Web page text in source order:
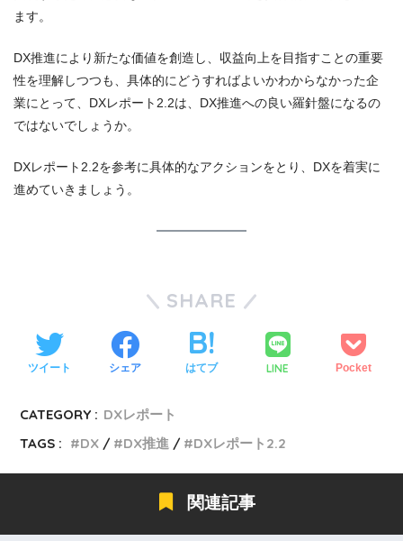
ます。
DX推進により新たな価値を創造し、収益向上を目指すことの重要
性を理解しつつも、具体的にどうすればよいかわからなかった企
業にとって、DXレポート2.2は、DX推進への良い羅針盤になるの
ではないでしょうか。
DXレポート2.2を参考に具体的なアクションをとり、DXを着実に
進めていきましょう。
SHARE
ツイート シェア はてブ LINE Pocket
CATEGORY : DXレポート
TAGS :
DX DX推進 DXレポート2.2
関連記事